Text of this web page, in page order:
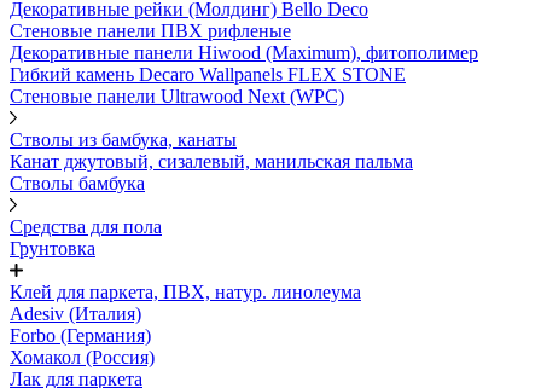
Декоративные рейки (Молдинг) Bello Deco
Стеновые панели ПВХ рифленые
Декоративные панели Hiwood (Maximum), фитополимер
Гибкий камень Decaro Wallpanels FLEX STONE
Стеновые панели Ultrawood Next (WPC)
Стволы из бамбука, канаты
Канат джутовый, сизалевый, манильская пальма
Стволы бамбука
Средства для пола
Грунтовка
Клей для паркета, ПВХ, натур. линолеума
Adesiv (Италия)
Forbo (Германия)
Хомакол (Россия)
Лак для паркета